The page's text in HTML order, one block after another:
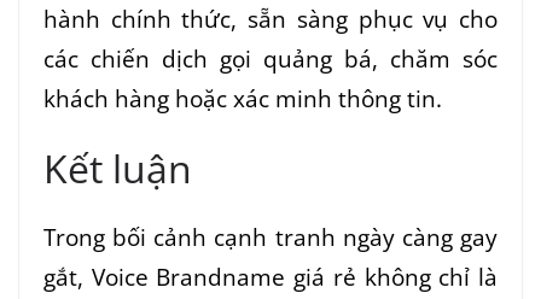
hành chính thức, sẵn sàng phục vụ cho
các chiến dịch gọi quảng bá, chăm sóc
khách hàng hoặc xác minh thông tin.
Kết luận
Trong bối cảnh cạnh tranh ngày càng gay
gắt, Voice Brandname giá rẻ không chỉ là